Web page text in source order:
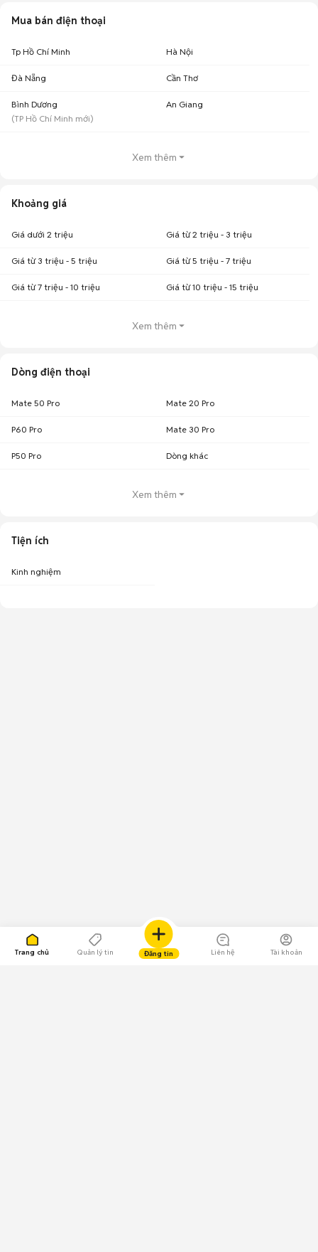
Trang chủ Quản lý tin Đăng tin Liên hệ Tài khoản
Mua bán điện thoại
Tp Hồ Chí Minh Hà Nội
Đà Nẵng Cần Thơ
Bình Dương
(TP Hồ Chí Minh mới)
An Giang
Xem thêm
Khoảng giá
Giá dưới 2 triệu Giá từ 2 triệu - 3 triệu
Giá từ 3 triệu - 5 triệu Giá từ 5 triệu - 7 triệu
Giá từ 7 triệu - 10 triệu Giá từ 10 triệu - 15 triệu
Xem thêm
Dòng điện thoại
Mate 50 Pro Mate 20 Pro
P60 Pro Mate 30 Pro
P50 Pro Dòng khác
Xem thêm
Tiện ích
Kinh nghiệm